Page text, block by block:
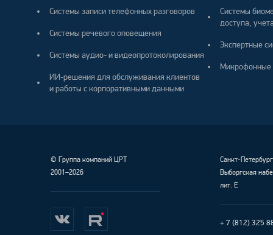
Системы записи телефонных разговоров
Системы речевого оповещения
Системы аудио- и видеопротоколирования
ИИ-решения для обслуживания клиентов
и работы с корпоративными данными
Системы
доступа,
Экспертные
Микрофонные
© Группа компаний ЦРТ
2001–2026
Санкт-Петербург
Выборгская
лит. Е
+ 7 (812) 325